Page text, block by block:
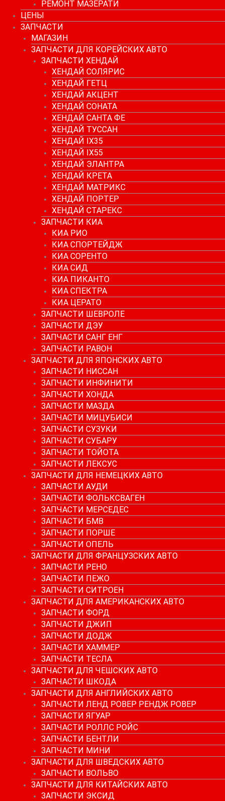
РЕМОНТ МАЗЕРАТИ
ЦЕНЫ
ЗАПЧАСТИ
МАГАЗИН
ЗАПЧАСТИ ДЛЯ КОРЕЙСКИХ АВТО
ЗАПЧАСТИ ХЕНДАЙ
ХЕНДАЙ СОЛЯРИС
ХЕНДАЙ ГЕТЦ
ХЕНДАЙ АКЦЕНТ
ХЕНДАЙ СОНАТА
ХЕНДАЙ САНТА ФЕ
ХЕНДАЙ ТУССАН
ХЕНДАЙ IX35
ХЕНДАЙ IX55
ХЕНДАЙ ЭЛАНТРА
ХЕНДАЙ КРЕТА
ХЕНДАЙ МАТРИКС
ХЕНДАЙ ПОРТЕР
ХЕНДАЙ СТАРЕКС
ЗАПЧАСТИ КИА
КИА РИО
КИА СПОРТЕЙДЖ
КИА СОРЕНТО
КИА СИД
КИА ПИКАНТО
КИА СПЕКТРА
КИА ЦЕРАТО
ЗАПЧАСТИ ШЕВРОЛЕ
ЗАПЧАСТИ ДЭУ
ЗАПЧАСТИ САНГ ЕНГ
ЗАПЧАСТИ РАВОН
ЗАПЧАСТИ ДЛЯ ЯПОНСКИХ АВТО
ЗАПЧАСТИ НИССАН
ЗАПЧАСТИ ИНФИНИТИ
ЗАПЧАСТИ ХОНДА
ЗАПЧАСТИ МАЗДА
ЗАПЧАСТИ МИЦУБИСИ
ЗАПЧАСТИ СУЗУКИ
ЗАПЧАСТИ СУБАРУ
ЗАПЧАСТИ ТОЙОТА
ЗАПЧАСТИ ЛЕКСУС
ЗАПЧАСТИ ДЛЯ НЕМЕЦКИХ АВТО
ЗАПЧАСТИ АУДИ
ЗАПЧАСТИ ФОЛЬКСВАГЕН
ЗАПЧАСТИ МЕРСЕДЕС
ЗАПЧАСТИ БМВ
ЗАПЧАСТИ ПОРШЕ
ЗАПЧАСТИ ОПЕЛЬ
ЗАПЧАСТИ ДЛЯ ФРАНЦУЗСКИХ АВТО
ЗАПЧАСТИ РЕНО
ЗАПЧАСТИ ПЕЖО
ЗАПЧАСТИ СИТРОЕН
ЗАПЧАСТИ ДЛЯ АМЕРИКАНСКИХ АВТО
ЗАПЧАСТИ ФОРД
ЗАПЧАСТИ ДЖИП
ЗАПЧАСТИ ДОДЖ
ЗАПЧАСТИ ХАММЕР
ЗАПЧАСТИ ТЕСЛА
ЗАПЧАСТИ ДЛЯ ЧЕШСКИХ АВТО
ЗАПЧАСТИ ШКОДА
ЗАПЧАСТИ ДЛЯ АНГЛИЙСКИХ АВТО
ЗАПЧАСТИ ЛЕНД РОВЕР РЕНДЖ РОВЕР
ЗАПЧАСТИ ЯГУАР
ЗАПЧАСТИ РОЛЛС РОЙС
ЗАПЧАСТИ БЕНТЛИ
ЗАПЧАСТИ МИНИ
ЗАПЧАСТИ ДЛЯ ШВЕДСКИХ АВТО
ЗАПЧАСТИ ВОЛЬВО
ЗАПЧАСТИ ДЛЯ КИТАЙСКИХ АВТО
ЗАПЧАСТИ ЭКСИД